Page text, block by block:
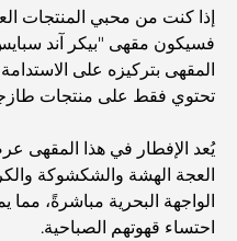
أفضل شركات تنسيق
الخارجية
نخلة جبل علي مقابل
العقارات الأذكياء
إذا كنت من محبي المنتجات
فسيكون مقهى "بيكر آند
المقهى بتركيزه على
تحتوي فقط على منتجات
يُعد الإفطار في هذا المقهى
العجة الهشة والشكشوكة
الواجهة البحرية مباشرةً، مما
احتساء قهوتهم الصباحية.